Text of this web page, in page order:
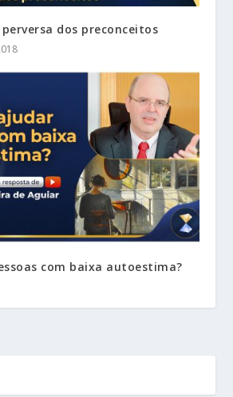
dos preconceitos
com baixa autoestima?